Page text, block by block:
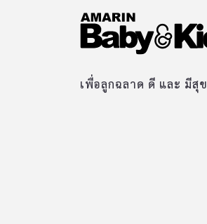
เพื่อลูกฉลาด ดี และ มีสุข